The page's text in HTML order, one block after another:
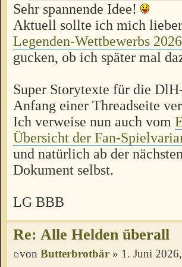
Sehr spannende Idee!
Aktuell sollte ich mich
Legenden-Wettbewerbs 2026
gucken, ob ich später mal
Super Storytexte für die
Anfang einer Threadseite
Ich verweise nun auch vom
Übersicht der Fan-
und natürlich ab der
Dokument selbst.
LG BBB
Re: Alle Helden überall
von Butterbrotbär » 1. Juni